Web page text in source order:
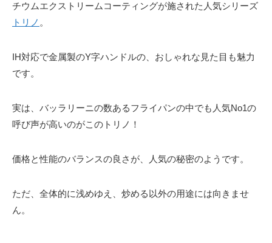
チウムエクストリームコーティングが施された人気シリーズ
トリノ 。
IH対応で金属製のY字ハンドルの、おしゃれな見た目も魅力
です。
実は、バッラリーニの数あるフライパンの中でも人気No1の
呼び声が高いのがこのトリノ！
価格と性能のバランスの良さが、人気の秘密のようです。
ただ、全体的に浅めゆえ、炒める以外の用途には向きませ
ん。